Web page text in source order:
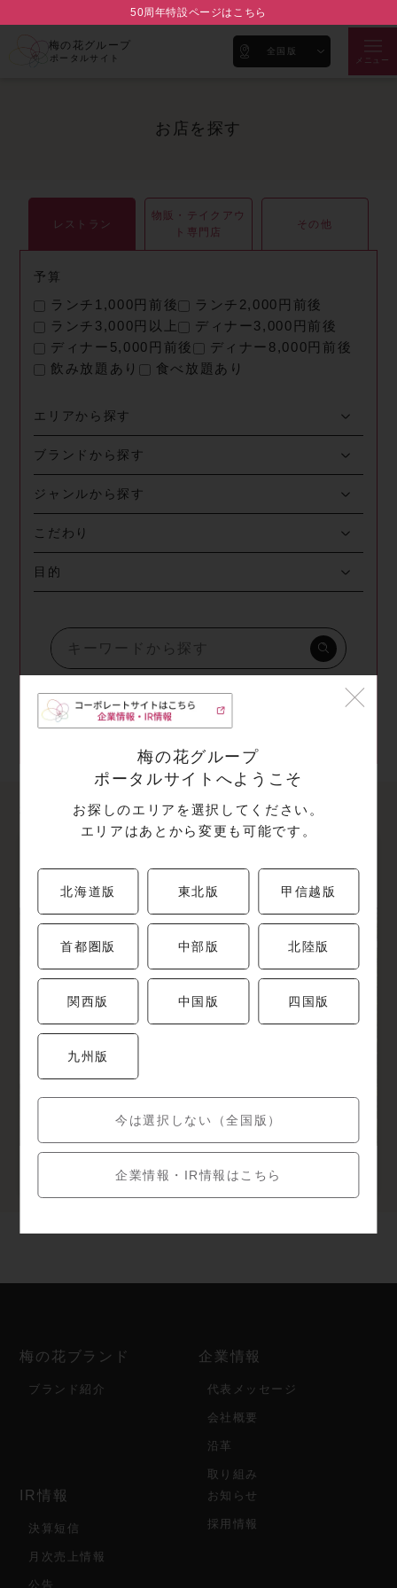
50周年特設ページはこちら
梅の花グループ
ポータルサイト
全国版
メニュー
梅の花グループ
ポータルサイトへようこそ
お探しのエリアを選択してください。
エリアはあとから変更も可能です。
北海道版 東北版 甲信越版
首都圏版 中部版 北陸版
関西版 中国版 四国版
九州版
今は選択しない（全国版）
企業情報・IR情報はこちら
お店を探す
レストラン
物販・テイクアウ
ト専門店
その他
予算
ランチ1,000円前後
ランチ2,000円前後
ランチ3,000円以上
ディナー3,000円前後
ディナー5,000円前後
ディナー8,000円前後
飲み放題あり
食べ放題あり
エリアから探す
ブランドから探す
ジャンルから探す
こだわり
目的
検索する
検索結果: 1件
梅の花ブランド
ブランド紹介
企業情報
代表メッセージ
会社概要
沿革
取り組み
IR情報
決算短信
月次売上情報
公告
お知らせ
採用情報